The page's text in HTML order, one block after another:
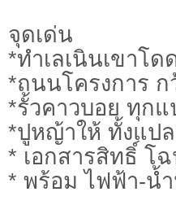
จุดเด่น
*ทำเลเนินเขาโ
*ถนนโครงการ ก
*รั้วคาวบอย ทุกแ
*ปูหญ้าให้ ทั้งแป
* เอกสารสิทธิ์ โ
* พร้อม ไฟฟ้า-น้